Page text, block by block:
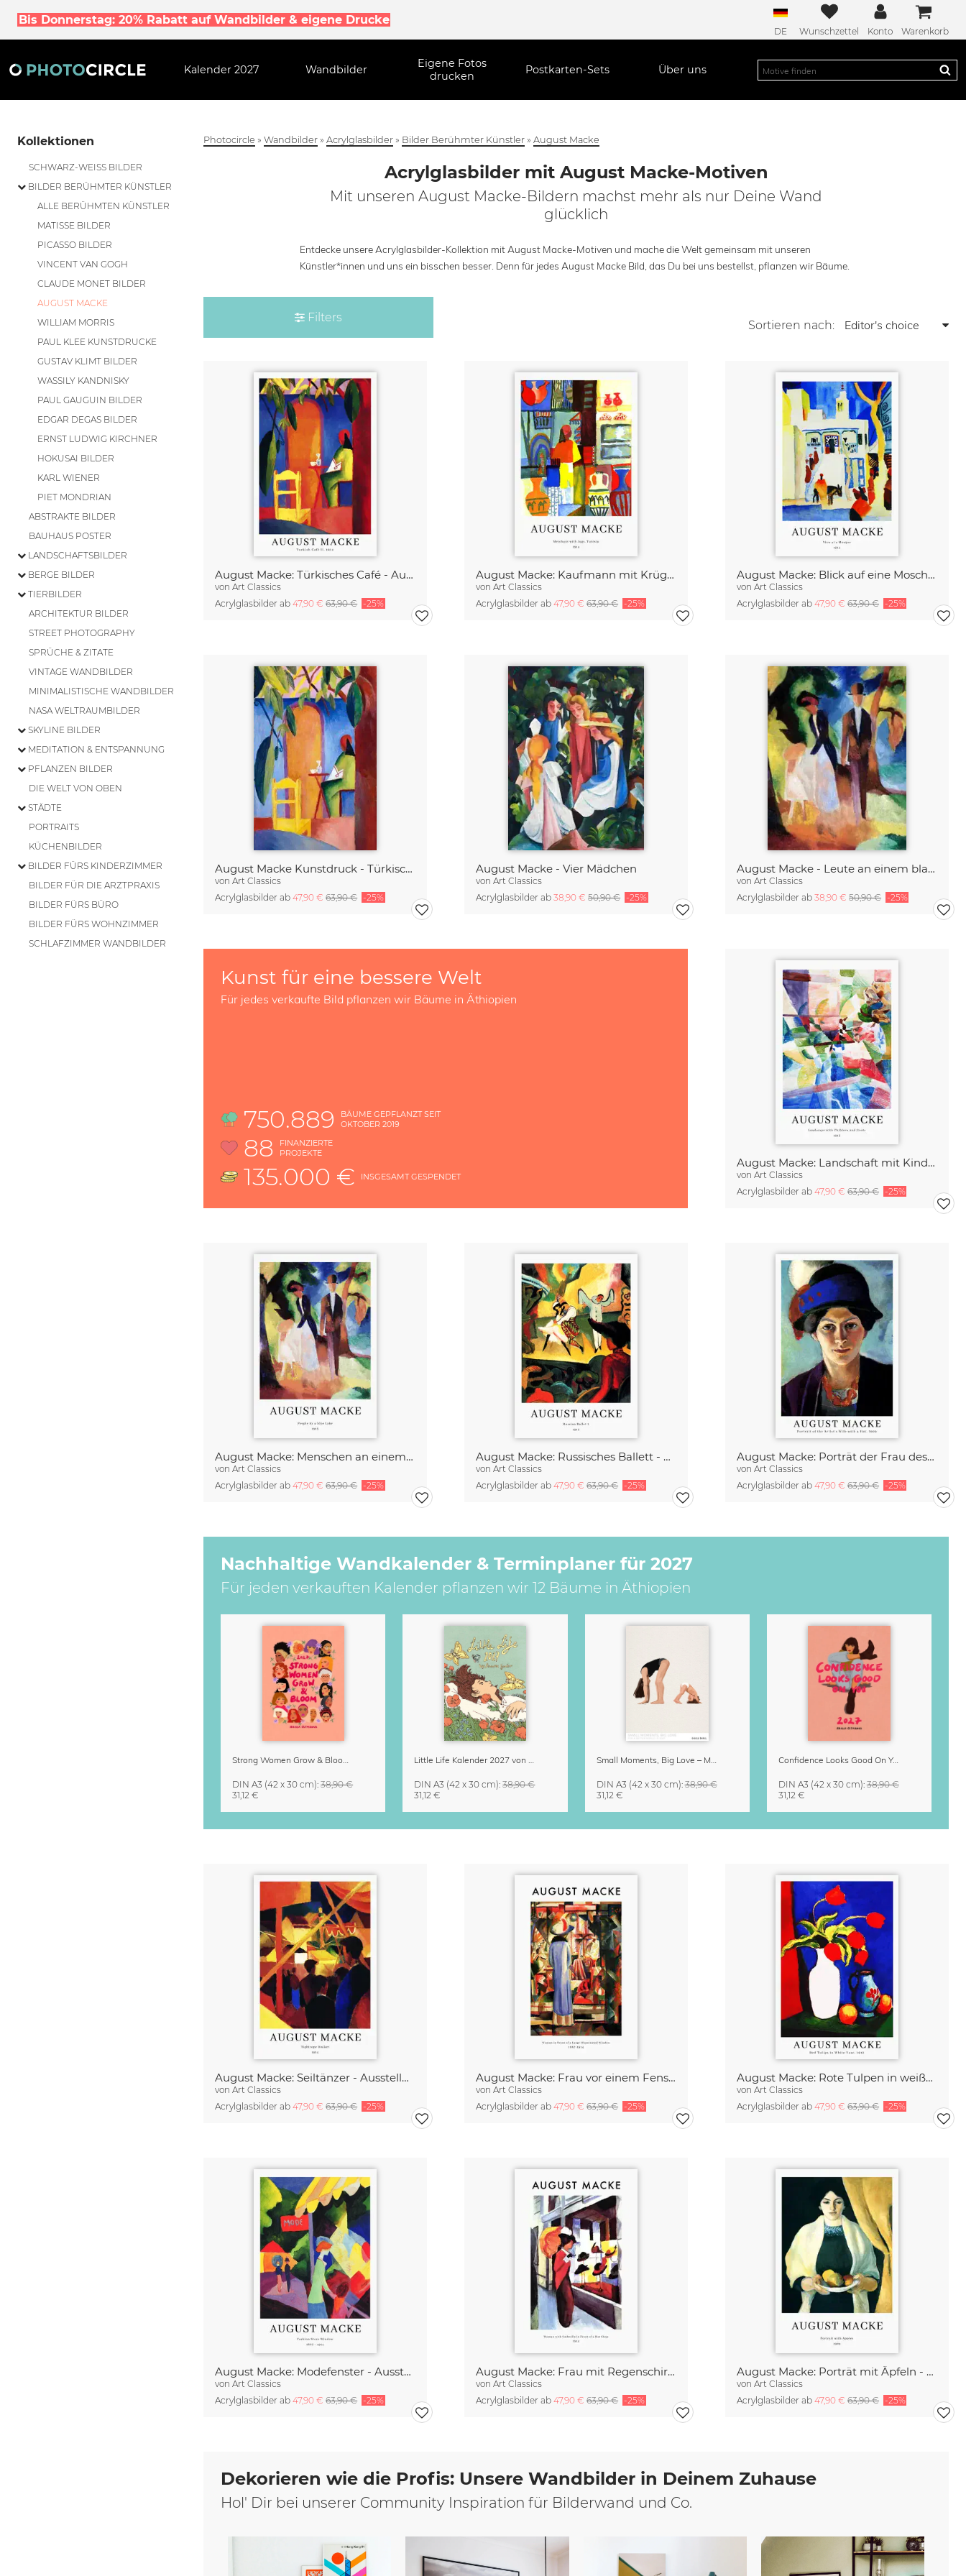
Bis Donnerstag: 20% Rabatt auf Wandbilder & eigene Drucke
DE Wunschzettel Konto Warenkorb
Kalender 2027 Wandbilder
Eigene Fotos
drucken
Postkarten-Sets Über uns
Kollektionen
SCHWARZ-WEISS BILDER
BILDER BERÜHMTER KÜNSTLER
ALLE BERÜHMTEN KÜNSTLER
MATISSE BILDER
PICASSO BILDER
VINCENT VAN GOGH
CLAUDE MONET BILDER
AUGUST MACKE
WILLIAM MORRIS
PAUL KLEE KUNSTDRUCKE
GUSTAV KLIMT BILDER
WASSILY KANDNISKY
PAUL GAUGUIN BILDER
EDGAR DEGAS BILDER
ERNST LUDWIG KIRCHNER
HOKUSAI BILDER
KARL WIENER
PIET MONDRIAN
ABSTRAKTE BILDER
BAUHAUS POSTER
LANDSCHAFTSBILDER
BERGE BILDER
TIERBILDER
ARCHITEKTUR BILDER
STREET PHOTOGRAPHY
SPRÜCHE & ZITATE
VINTAGE WANDBILDER
MINIMALISTISCHE WANDBILDER
NASA WELTRAUMBILDER
SKYLINE BILDER
MEDITATION & ENTSPANNUNG
PFLANZEN BILDER
DIE WELT VON OBEN
STÄDTE
PORTRAITS
KÜCHENBILDER
BILDER FÜRS KINDERZIMMER
BILDER FÜR DIE ARZTPRAXIS
BILDER FÜRS BÜRO
BILDER FÜRS WOHNZIMMER
SCHLAFZIMMER WANDBILDER
Photocircle »Wandbilder »Acrylglasbilder » Bilder Berühmter Künstler »August Macke
Acrylglasbilder mit August Macke-Motiven
Mit unseren August Macke-Bildern machst mehr als nur Deine Wand
glücklich
Entdecke unsere Acrylglasbilder-Kollektion mit August Macke-Motiven und mache die Welt gemeinsam mit unseren
Künstler*innen und uns ein bisschen besser. Denn für jedes August Macke Bild, das Du bei uns bestellst, pflanzen wir Bäume.
Filters
Sortieren nach:
August Macke: Türkisches Café - Ausstellungsposter
vonArt Classics
Acrylglasbilder ab47,90 €63,90 € -25%
August Macke: Kaufmann mit Krügen - Ausstellungsposter
vonArt Classics
Acrylglasbilder ab47,90 €63,90 € -25%
August Macke: Blick auf eine Moschee - Ausstellungsposter
vonArt Classics
Acrylglasbilder ab47,90 €63,90 € -25%
August Macke Kunstdruck - Türkisches Café
vonArt Classics
Acrylglasbilder ab47,90 €63,90 € -25%
August Macke - Vier Mädchen
vonArt Classics
Acrylglasbilder ab38,90 €50,90 € -25%
August Macke - Leute an einem blauen See
vonArt Classics
Acrylglasbilder ab38,90 €50,90 € -25%
August Macke: Landschaft mit Kindern und Ziegen - Ausstellungsposter
vonArt Classics
Acrylglasbilder ab47,90 €63,90 € -25%
August Macke: Menschen an einem blauen See - Ausstellungsposter
vonArt Classics
Acrylglasbilder ab47,90 €63,90 € -25%
August Macke: Russisches Ballett - Ausstellungsposter
vonArt Classics
Acrylglasbilder ab47,90 €63,90 € -25%
August Macke: Porträt der Frau des Künstlers - Ausstellungsposter
vonArt Classics
Acrylglasbilder ab47,90 €63,90 € -25%
August Macke: Seiltänzer - Ausstellungsposter
vonArt Classics
Acrylglasbilder ab47,90 €63,90 € -25%
August Macke: Frau vor einem Fenster - Ausstellungsposter
vonArt Classics
Acrylglasbilder ab47,90 €63,90 € -25%
August Macke: Rote Tulpen in weißer Vase - Ausstellungsposter
vonArt Classics
Acrylglasbilder ab47,90 €63,90 € -25%
August Macke: Modefenster - Ausstellungsposter
vonArt Classics
Acrylglasbilder ab47,90 €63,90 € -25%
August Macke: Frau mit Regenschirm - Ausstellungsposter
vonArt Classics
Acrylglasbilder ab47,90 €63,90 € -25%
August Macke: Porträt mit Äpfeln - Ausstellungsposter
vonArt Classics
Acrylglasbilder ab47,90 €63,90 € -25%
Nachhaltige Wandkalender & Terminplaner für 2027
Für jeden verkauften Kalender pflanzen wir 12 Bäume in Äthiopien
Strong Women Grow & Bloom Kalender 2027
DIN A3 (42 x 30 cm):38,90 €
31,12 €
Little Life Kalender 2027 von Simone Goder
DIN A3 (42 x 30 cm):38,90 €
31,12 €
Small Moments, Big Love – Mutterschaftskalender von Giselle Dekel
DIN A3 (42 x 30 cm):38,90 €
31,12 €
Confidence Looks Good On You Kalender 2027
DIN A3 (42 x 30 cm):38,90 €
31,12 €
Kunst für eine bessere Welt
Für jedes verkaufte Bild pflanzen wir Bäume in Äthiopien
750.889
BÄUME GEPFLANZT SEIT
OKTOBER 2019
88
FINANZIERTE
PROJEKTE
135.000 € INSGESAMT GESPENDET
Dekorieren wie die Profis: Unsere Wandbilder in Deinem Zuhause
Hol' Dir bei unserer Community Inspiration für Bilderwand und Co.